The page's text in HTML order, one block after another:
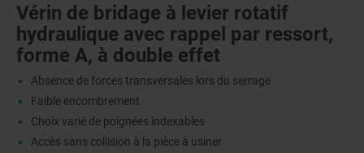
Vérin de bridage à levier rotatif
hydraulique avec rappel par ressort,
forme A, à double effet
Absence de forces transversales lors du serrage
Faible encombrement
Choix varié de poignées indexables
Accès sans collision à la pièce à usiner